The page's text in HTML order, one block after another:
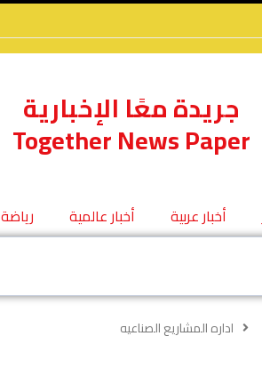
جريدة معًا الإخبارية
Together News Paper
أخبار عربية أخبار عالمية رياضة
اداره المشاريع الصناعيه